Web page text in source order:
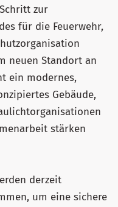
zur
für die Feuerwehr,
neuen Standort an
ein modernes,
Gebäude,
stärken
derzeit
um eine sichere